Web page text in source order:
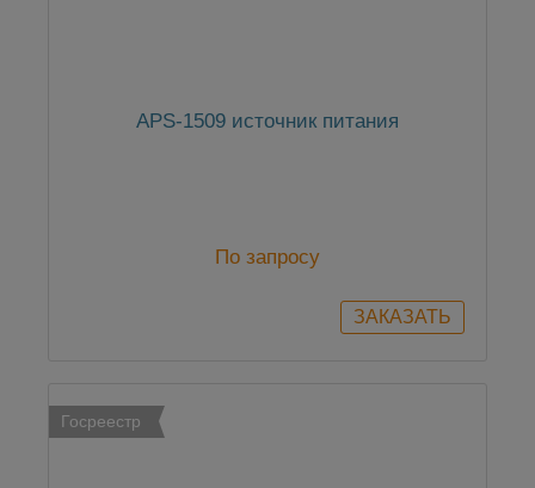
APS-1509 источник питания
По запросу
Госреестр